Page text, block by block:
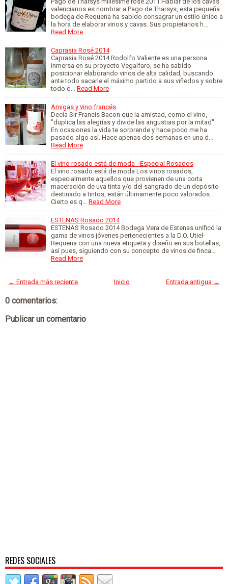
valencianos es nombrar a Pago de Tharsys, esta pequeña
bodega de Requena ha sabido consagrar un estilo único a
la hora de elaborar vinos y cavas. Sus propietarios h…
Read More
Caprasia Rosé 2014
Caprasia Rosé 2014 Rodolfo Valiente es una persona
inmersa en su proyecto Vegalfaro, se ha sabido
posicionar elaborando vinos de alta calidad, buscando
ante todo sacarle el máximo partido a sus viñedos y sobre
todo q… Read More
Amigas y vino francés
Decía Sir Francis Bacon que la amistad, como el vino,
"duplica las alegrías y divide las angustias por la mitad".
En ocasiones la vida te sorprende y hace poco me ha
pasado algo así. Hace apenas dos semanas en una d…
Read More
El vino rosado está de moda - Especial Rosados
El vino rosado está de moda Los vinos rosados,
especialmente aquellos que provienen de una corta
maceración de uva tinta y/o del sangrado de un depósito
destinado a tintos, están últimamente poco valorados.
Cierto es q… Read More
ESTENAS Rosado 2014
ESTENAS Rosado 2014 Bodega Vera de Estenas unificó la
gama de vinos jóvenes pertenecientes a la D.O. Utiel-
Requena con una nueva etiqueta y diseño en sus botellas,
así pues, siguiendo con su concepto de vinos de finca…
Read More
← Entrada más reciente Entrada antigua →
Inicio
0 comentarios:
Publicar un comentario
REDES SOCIALES